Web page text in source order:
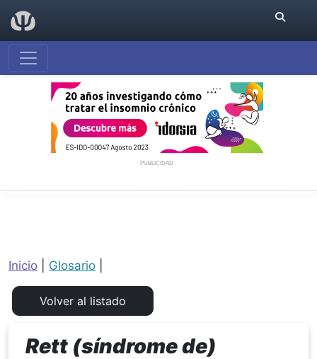
PUBLICIDAD
Inicio Glosario
Rett (síndrome de)